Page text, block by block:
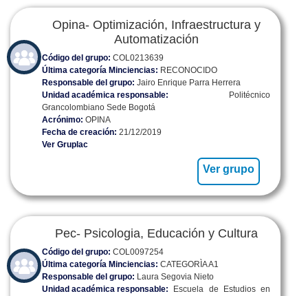
Opina- Optimización, Infraestructura y
Automatización
Código del grupo: COL0213639
Última categoría Minciencias: RECONOCIDO
Responsable del grupo: Jairo Enrique Parra Herrera
Unidad académica responsable: Politécnico
Grancolombiano Sede Bogotá
Acrónimo: OPINA
Fecha de creación: 21/12/2019
Ver Gruplac
Ver grupo
Pec- Psicologia, Educación y Cultura
Código del grupo: COL0097254
Última categoría Minciencias: CATEGORÌA A1
Responsable del grupo: Laura Segovia Nieto
Unidad académica responsable: Escuela de Estudios en